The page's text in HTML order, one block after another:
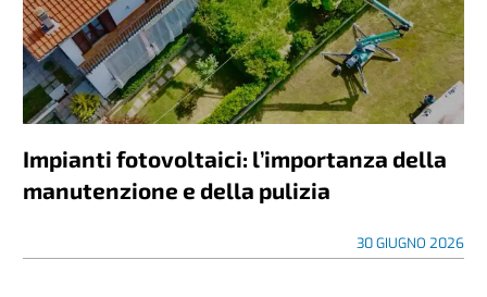
Impianti fotovoltaici: l’importanza della
manutenzione e della pulizia
30 GIUGNO 2026